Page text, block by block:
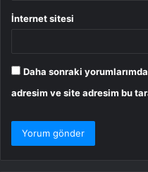
İnternet sitesi
Daha sonraki
adresim ve site adresim bu